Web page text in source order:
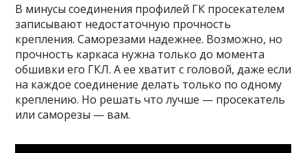
В минусы соединения профилей ГК просекателем
записывают недостаточную прочность
крепления. Саморезами надежнее. Возможно, но
прочность каркаса нужна только до момента
обшивки его ГКЛ. А ее хватит с головой, даже если
на каждое соединение делать только по одному
креплению. Но решать что лучше — просекатель
или саморезы — вам.